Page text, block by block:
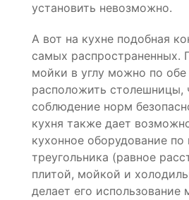
установить невозможно.
А вот на кухне подобная
самых распространенных.
мойки в углу можно по
расположить столешницы,
соблюдение норм
кухня также дает
кухонное оборудование по
треугольника (равное
плитой, мойкой и
делает его использование